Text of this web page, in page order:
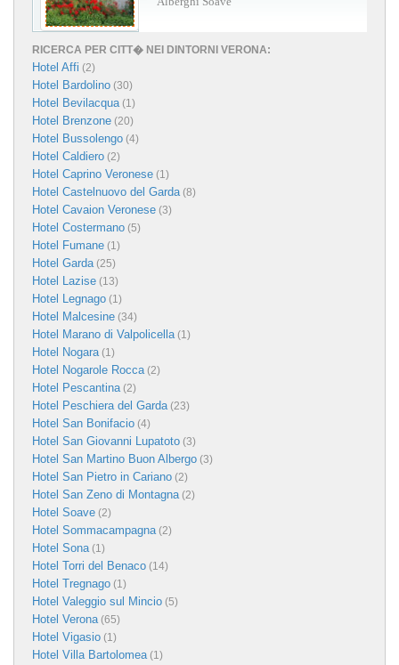
RICERCA PER CITT� NEI DINTORNI VERONA:
Hotel Affi (2)
Hotel Bardolino (30)
Hotel Bevilacqua(1)
Hotel Brenzone (20)
Hotel Bussolengo (4)
Hotel Caldiero (2)
Hotel Caprino Veronese (1)
Hotel Castelnuovo del Garda(8)
Hotel Cavaion Veronese (3)
Hotel Costermano (5)
Hotel Fumane (1)
Hotel Garda(25)
Hotel Lazise (13)
Hotel Legnago (1)
Hotel Malcesine (34)
Hotel Marano di Valpolicella(1)
Hotel Nogara(1)
Hotel Nogarole Rocca(2)
Hotel Pescantina(2)
Hotel Peschiera del Garda(23)
Hotel San Bonifacio (4)
Hotel San Giovanni Lupatoto (3)
Hotel San Martino Buon Albergo (3)
Hotel San Pietro in Cariano (2)
Hotel San Zeno di Montagna(2)
Hotel Soave (2)
Hotel Sommacampagna(2)
Hotel Sona(1)
Hotel Torri del Benaco (14)
Hotel Tregnago (1)
Hotel Valeggio sul Mincio (5)
Hotel Verona(65)
Hotel Vigasio (1)
Hotel Villa Bartolomea(1)